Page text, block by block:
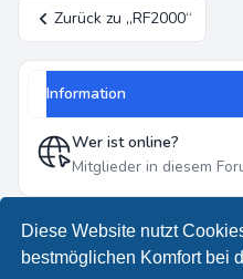
Diese Website nutzt
bestmöglichen Komfort bei
Zurück zu „RF2000“
Information
Wer ist online?
Mitglieder in diesem